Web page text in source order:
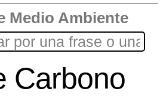
Medio Ambiente
Carbono